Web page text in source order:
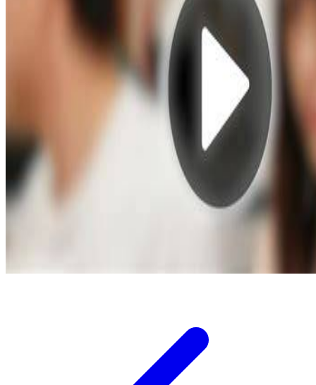
Trunki
Tutti Bambini
Twistshake
Vtech